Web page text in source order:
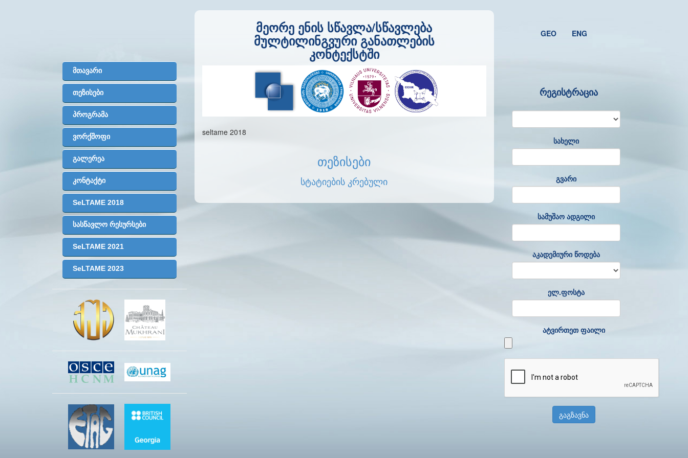
მთავარი
თეზისები
პროგრამა
ვორქშოფი
გალერეა
კონტაქტი
SeLTAME 2018
სასწავლო რესურსები
SeLTAME 2021
SeLTAME 2023
მეორე ენის სწავლა/სწავლება
მულტილინგვური განათლების
კონტექსტში
seltame 2018
თეზისები
სტატიების კრებული
GEO ENG
რეგისტრაცია
სახელი
გვარი
სამუშაო ადგილი
აკადემიური წოდება
ელ.ფოსტა
ატვირთეთ ფაილი